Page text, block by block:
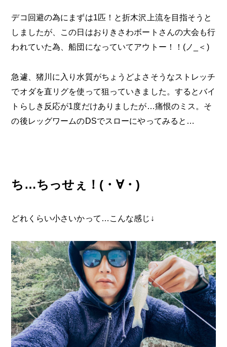
デコ回避の為にまずは1匹！と折木沢上流を目指そうと
しましたが、この日はおりきさわボートさんの大会も行
われていた為、船団になっていてアウトー！！(ノ_＜)
急遽、猪川に入り水質がちょうどよさそうなストレッチ
でオダを直リグを使って狙っていきました。するとバイ
トらしき反応が1度だけありましたが…痛恨のミス。そ
の後レッグワームのDSでスローにやってみると…
ち…ちっせぇ！(・∀・)
どれくらい小さいかって…こんな感じ↓